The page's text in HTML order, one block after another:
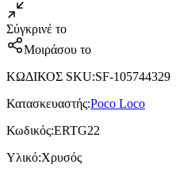
Σύγκρινέ το
Μοιράσου το
ΚΩΔΙΚΟΣ SKU:SF-105744329
Κατασκευαστής:Poco Loco
Κωδικός:ERTG22
Υλικό:Χρυσός